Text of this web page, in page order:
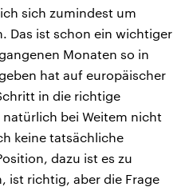
sich zumindest um
Das ist schon ein wichtiger
Monaten so in
hat auf europäischer
in die richtige
bei Weitem nicht
keine tatsächliche
dazu ist es zu
ist richtig, aber die Frage